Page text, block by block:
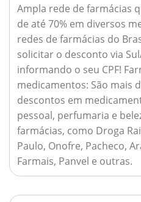
Ampla rede de farmácias
de até 70% em diversos
redes de farmácias do
solicitar o desconto via
informando o seu CPF!
medicamentos: São mais
descontos em
pessoal, perfumaria e
farmácias, como Droga
Paulo, Onofre, Pacheco,
Farmais, Panvel e outras.